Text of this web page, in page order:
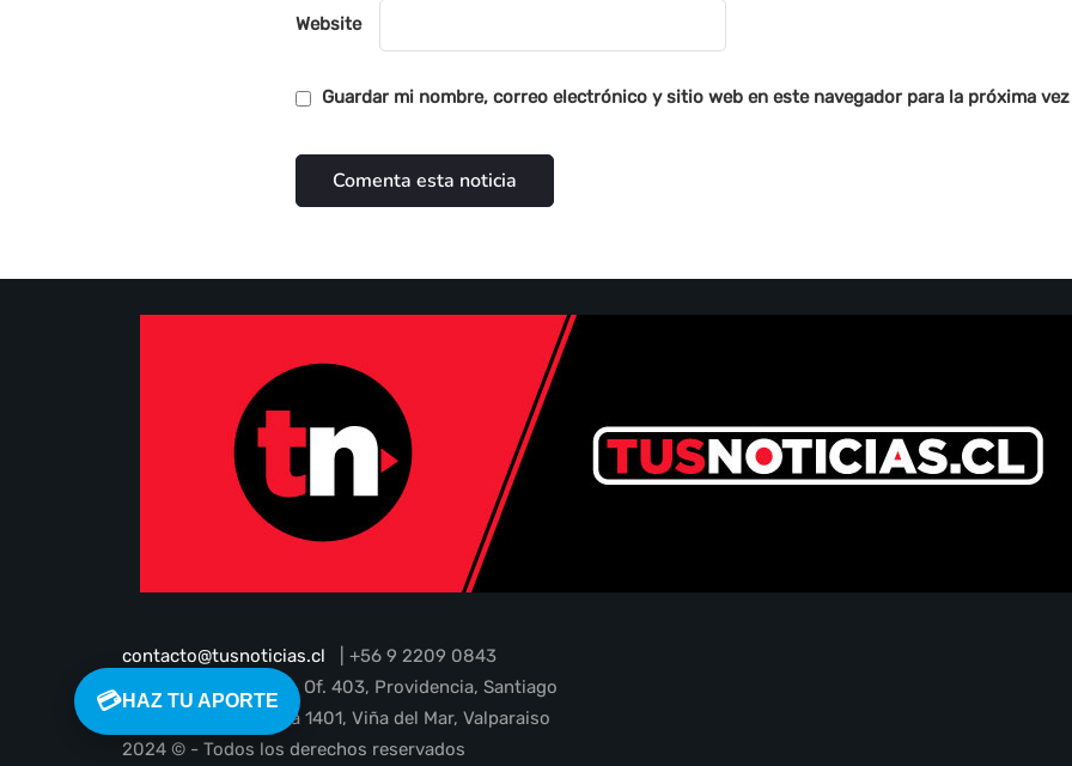
Website
Guardar mi nombre, correo electrónico y sitio web en este navegador para la próxima
contacto@tusnoticias.cl | +56 9 2209 0843
Guardia Vieja N° 202, Of. 403, Providencia, Santiago
1 Poniente 45, oficina 1401, Viña del Mar, Valparaiso
2024 © - Todos los derechos reservados
💳HAZ TU APORTE